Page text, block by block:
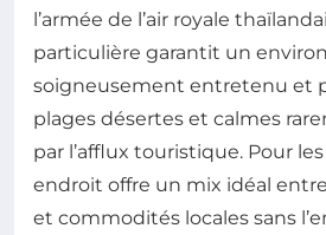
l’armée de l’air royale
particulière garantit un
soigneusement entretenu et
plages désertes et calmes
par l’afflux touristique. Pour
endroit offre un mix idéal
et commodités locales sans